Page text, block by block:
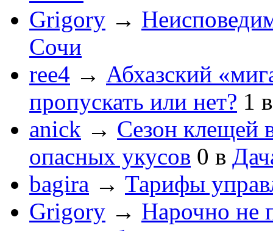
Grigory →
Сочи
ree4 → Абхазский
пропускать или нет? 1
anick → Сезон клещей
опасных укусов 0 в
bagira → Тарифы
Grigory → Нарочно не